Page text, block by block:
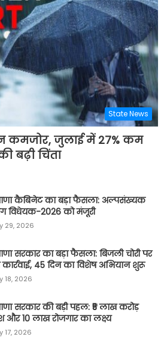
State News
कमजोर, जुलाई में 27% कम
बढ़ी चिंता
कैबिनेट का बड़ा फैसला: अल्पसंख्यक
विधेयक-2026 को मंजूरी
29, 2026
सरकार का बड़ा फैसला: बिजली चोरी पर
45 दिन का विशेष अभियान शुरू
18, 2026
सरकार की बड़ी पहल: ₹5 लाख करोड़
और 10 लाख रोजगार का लक्ष्य
17, 2026